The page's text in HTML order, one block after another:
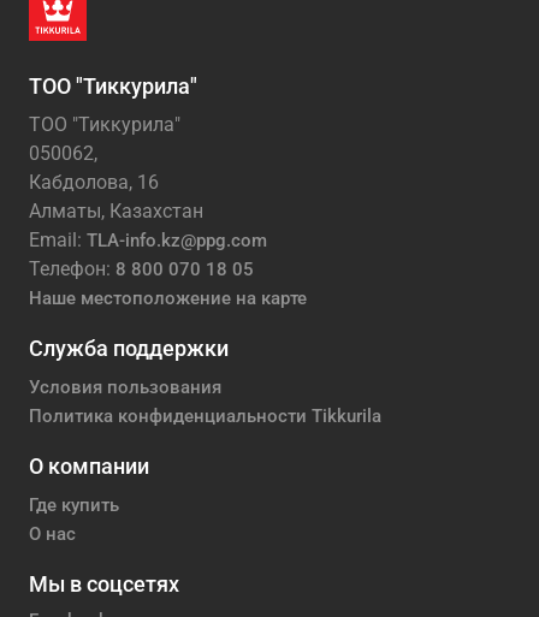
ТОО "Тиккурила"
ТОО "Тиккурила"
050062,
Кабдолова, 16
Алматы, Казахстан
Email: TLA-info.kz@ppg.com
Телефон: 8 800 070 18 05
Наше местоположение на карте
Служба поддержки
Условия пользования
Политика конфиденциальности Tikkurila
О компании
Где купить
О нас
Мы в соцсетях